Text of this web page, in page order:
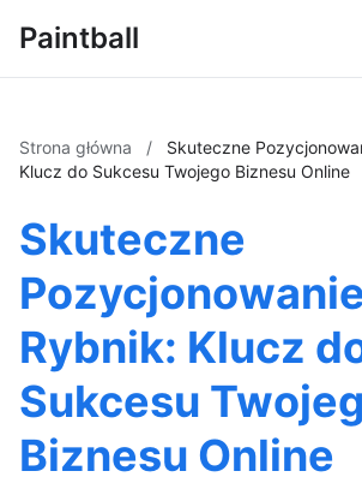
Paintball
Strona główna /
Skuteczne
Klucz do Sukcesu Twojego Biznesu Online
Skuteczne
Rybnik: Klucz
Sukcesu
Biznesu Online